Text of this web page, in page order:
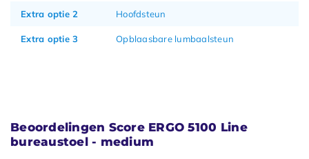
Extra optie 2 Hoofdsteun
Extra optie 3 Opblaasbare lumbaalsteun
Beoordelingen Score ERGO 5100 Line
bureaustoel - medium